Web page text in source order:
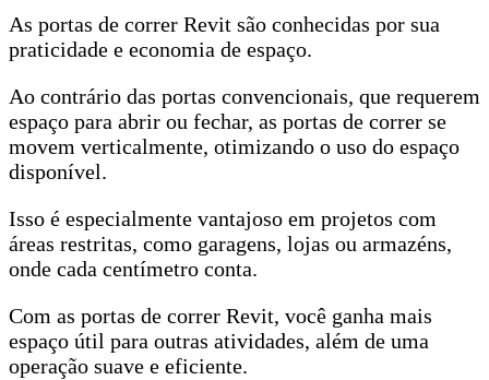
As portas de correr Revit são conhecidas por sua
praticidade e economia de espaço.
Ao contrário das portas convencionais, que requerem
espaço para abrir ou fechar, as portas de correr se
movem verticalmente, otimizando o uso do espaço
disponível.
Isso é especialmente vantajoso em projetos com
áreas restritas, como garagens, lojas ou armazéns,
onde cada centímetro conta.
Com as portas de correr Revit, você ganha mais
espaço útil para outras atividades, além de uma
operação suave e eficiente.